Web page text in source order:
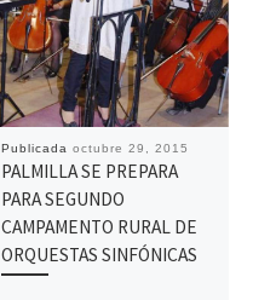
Publicadaoctubre 29, 2015
PALMILLA SE PREPARA
PARA SEGUNDO
CAMPAMENTO RURAL DE
ORQUESTAS SINFÓNICAS